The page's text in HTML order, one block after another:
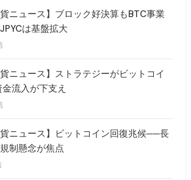
貨ニュース】ブロック好決算もBTC事業
は基盤拡大
貨ニュース】ストラテジーがビットコイ
流入が下支え
貨ニュース】ビットコイン回復兆候──長
制懸念が焦点